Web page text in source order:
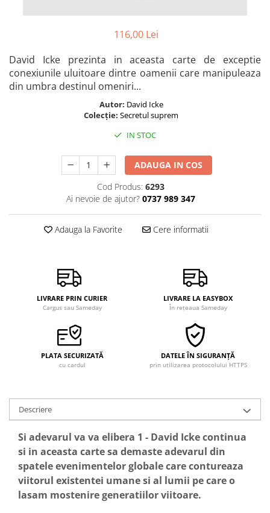
116,00 Lei
David Icke prezinta in aceasta carte de exceptie
conexiunile uluitoare dintre oamenii care manipuleaza
din umbra destinul omeniri...
Autor: David Icke
Colecție: Secretul suprem
IN STOC
ADAUGA IN COS
Cod Produs: 6293
Ai nevoie de ajutor? 0737 989 347
Adauga la Favorite Cere informatii
LIVRARE PRIN CURIER
Cargus sau Sameday
LIVRARE LA EASYBOX
În rețeaua Sameday
PLATA SECURIZATĂ
cu cardul
DATELE ÎN SIGURANȚĂ
prin utilizarea protocolului HTTPS
Descriere
Si adevarul va va elibera 1 - David Icke continua
si in aceasta carte sa demaste adevarul din
spatele evenimentelor globale care contureaza
viitorul existentei umane si al lumii pe care o
lasam mostenire generatiilor viitoare.